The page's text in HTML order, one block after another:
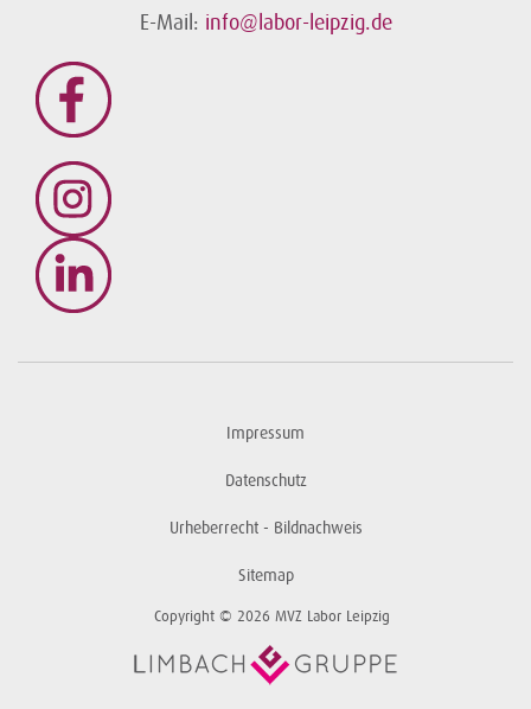
Zentrum für Zytodiagnostik
NBST des MVZ Labor Dr. Reising-Ackermann und Kollegen
Strümpellstraße 42 | Haus B
E-Mail: info@labor-leipzig.de
Impressum
Datenschutz
Urheberrecht - Bildnachweis
Sitemap
Copyright © 2026 MVZ Labor Leipzig